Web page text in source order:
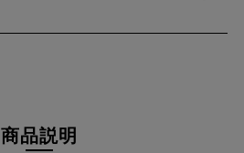
商品説明